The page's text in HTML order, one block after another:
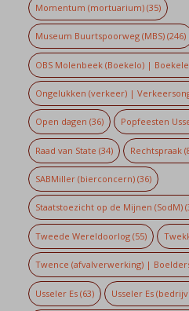
Momentum (mortuarium)(35)
Museum Buurtspoorweg (MBS)(246)
OBS Molenbeek (Boekelo) |
Ongelukken (verkeer) |
Open dagen (36) Popfeesten
Raad van State (34) Rechtspraak
SABMiller (bierconcern)(36)
Staatstoezicht op de Mijnen (SodM)
Tweede Wereldoorlog(55)
Twence (afvalverwerking) |
Usseler Es(63) Usseler Es